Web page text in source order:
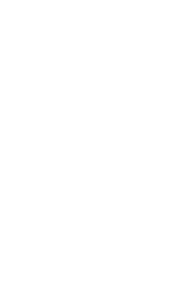
à notre service